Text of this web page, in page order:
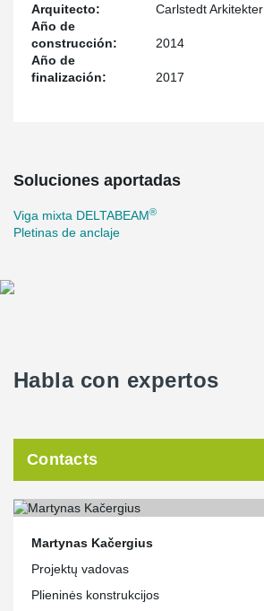
Arquitecto:
Carlstedt Arkitekter
Año de
construcción:
2014
Año de
finalización:
2017
Soluciones aportadas
Viga mixta DELTABEAM®
Pletinas de anclaje
Habla con expertos
Contacts
Martynas Kačergius
Projektų vadovas
Plieninės konstrukcijos